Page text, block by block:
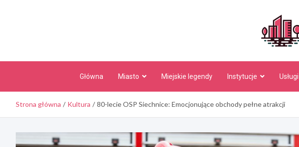
Główna Miasto Miejskie legendy Instytucje Usługi
Strona główna Kultura 80-lecie OSP Siechnice: Emocjonujące obchody pełne atrakcji